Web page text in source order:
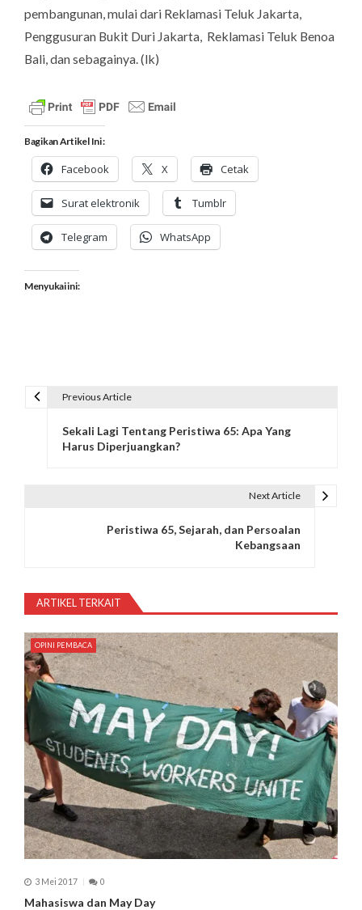
pembangunan, mulai dari Reklamasi Teluk Jakarta,
Penggusuran Bukit Duri Jakarta, Reklamasi Teluk Benoa
Bali, dan sebagainya. (lk)
Bagikan Artikel Ini :
Facebook X Cetak
Surat elektronik Tumblr
Telegram WhatsApp
Menyukai ini:
i
p
o
s
Previous Article
Sekali Lagi Tentang Peristiwa 65: Apa Yang
Harus Diperjuangkan?
Next Article
Peristiwa 65, Sejarah, dan Persoalan
Kebangsaan
ARTIKEL TERKAIT
OPINI PEMBACA
3 Mei 2017 0
Mahasiswa dan May Day